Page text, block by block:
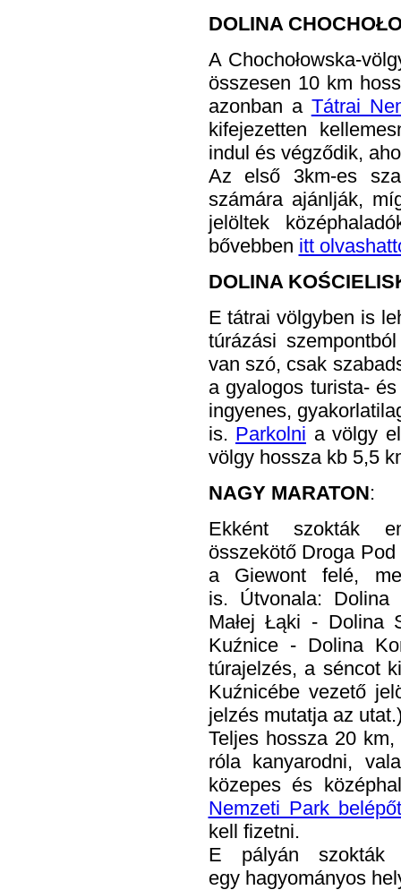
DOLINA
A Chochołowska-
összesen 10 km
azonban a Tátrai
kifejezetten
indul és végződik,
Az első 3km-es
számára ajánlják,
jelöltek
bővebben itt
DOLINA
E tátrai völgyben is
túrázási
van szó, csak
a gyalogos turista-
ingyenes,
is. Parkolni a völgy
völgy hossza kb 5,5
NAGY MARATON:
Ekként szokták
összekötő Droga
a Giewont felé,
is. Útvonala: Dolina
Małej Łąki - Dolina
Kuźnice - Dolina
túrajelzés, a séncot
Kuźnicébe vezető
jelzés mutatja az
Teljes hossza 20
róla kanyarodni,
közepes és
Nemzeti Park belépőt
kell fizetni.
E pályán szokták
egy hagyományos